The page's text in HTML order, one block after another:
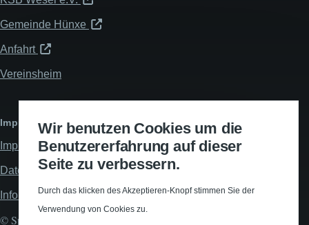
Wir benutzen Cookies um die
Benutzererfahrung auf dieser
Seite zu verbessern.
Durch das klicken des Akzeptieren-Knopf stimmen Sie der
Verwendung von Cookies zu.
Gemeinde Hünxe
Anfahrt
Vereinsheim
Impressum & Datenschutz
Impressum
Datenschutzerklärung
Informationspflichten
© Spiel- und Turnverein Hünxe 1912 e.V., All rights reserved.